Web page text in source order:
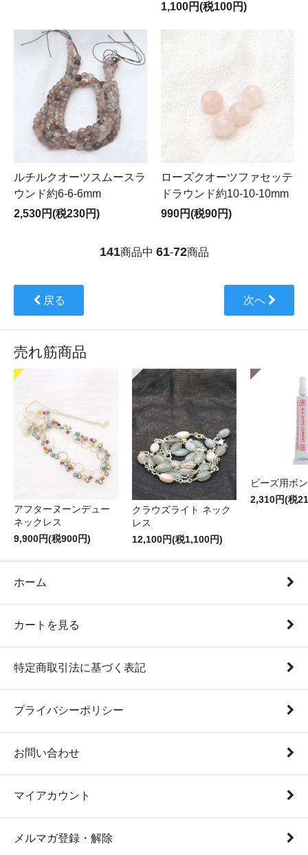
1,100円(税100円)
ルチルクオーツスムースラ
ウンド約6-6-6mm
2,530円(税230円)
ローズクオーツファセッテ
ドラウンド約10-10-10mm
990円(税90円)
141商品中 61-72商品
戻る 次へ
売れ筋商品
アフターヌーンデュー
ネックレス
9,900円(税900円)
クラウズライト ネック
レス
12,100円(税1,100円)
ビーズ用ボ
2,310円(税
ホーム
カートを見る
特定商取引法に基づく表記
プライバシーポリシー
お問い合わせ
マイアカウント
メルマガ登録・解除